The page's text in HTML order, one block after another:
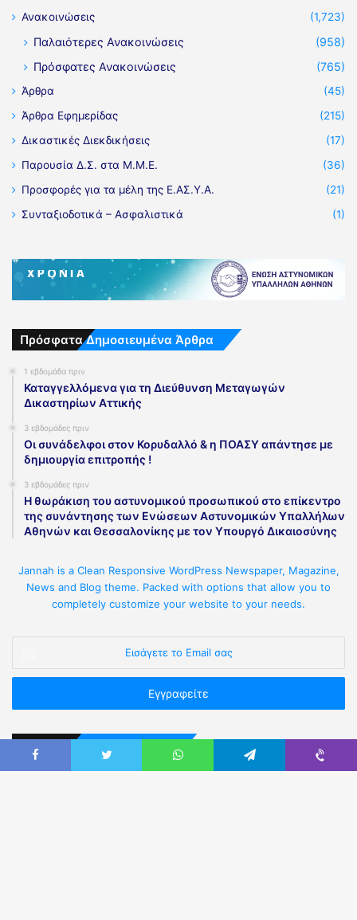
Ανακοινώσεις
(1,723)
Παλαιότερες Ανακοινώσεις
(958)
Πρόσφατες Ανακοινώσεις
(765)
Άρθρα
(45)
Άρθρα Εφημερίδας
(215)
Δικαστικές Διεκδικήσεις
(17)
Παρουσία Δ.Σ. στα Μ.Μ.Ε.
(36)
Προσφορές για τα μέλη της Ε.ΑΣ.Υ.Α.
(21)
Συνταξιοδοτικά – Ασφαλιστικά
(1)
Πρόσφατα Δημοσιευμένα Άρθρα
1 εβδομάδα πριν
Καταγγελλόμενα για τη Διεύθυνση Μεταγωγών
Δικαστηρίων Αττικής
3 εβδομάδες πριν
Οι συνάδελφοι στον Κορυδαλλό & η ΠΟΑΣΥ απάντησε με
δημιουργία επιτροπής !
3 εβδομάδες πριν
Η θωράκιση του αστυνομικού προσωπικού στο επίκεντρο
της συνάντησης των Ενώσεων Αστυνομικών Υπαλλήλων
Αθηνών και Θεσσαλονίκης με τον Υπουργό Δικαιοσύνης
Jannah is a Clean Responsive WordPress Newspaper, Magazine,
News and Blog theme. Packed with options that allow you to
completely customize your website to your needs.
Επικοινωνήστε Μαζί μας